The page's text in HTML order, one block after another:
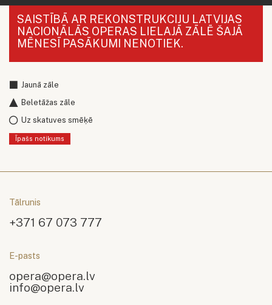
SAISTĪBĀ AR REKONSTRUKCIJU LATVIJAS
NACIONĀLĀS OPERAS LIELAJĀ ZĀLĒ ŠAJĀ
MĒNESĪ PASĀKUMI NENOTIEK.
Jaunā zāle
Beletāžas zāle
Uz skatuves smēķē
Īpašs notikums
Tālrunis
+371 67 073 777
E-pasts
opera@opera.lv
info@opera.lv